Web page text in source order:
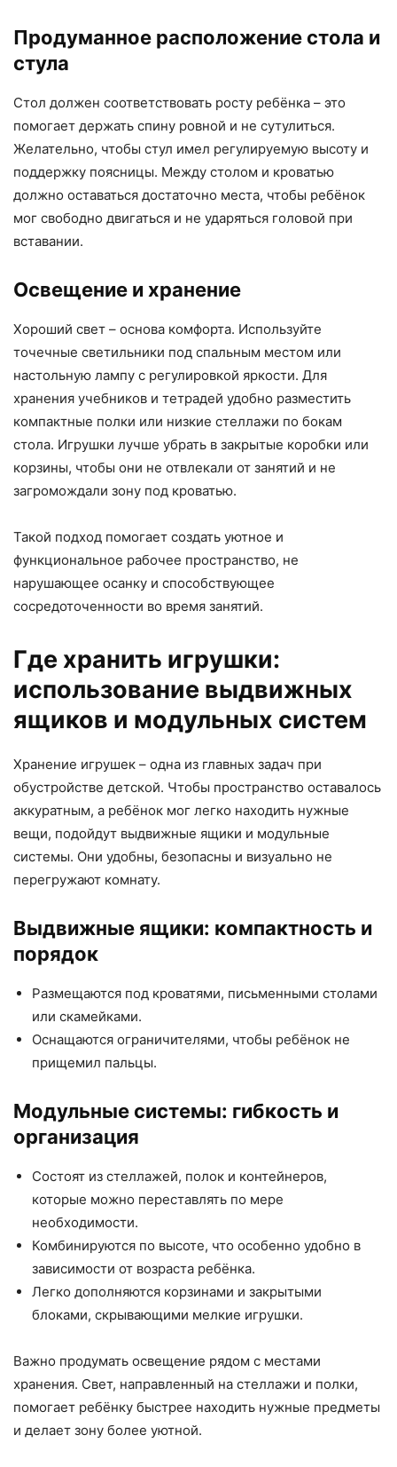
Продуманное расположение стола и
стула
Стол должен соответствовать росту ребёнка – это
помогает держать спину ровной и не сутулиться.
Желательно, чтобы стул имел регулируемую высоту и
поддержку поясницы. Между столом и кроватью
должно оставаться достаточно места, чтобы ребёнок
мог свободно двигаться и не ударяться головой при
вставании.
Освещение и хранение
Хороший свет – основа комфорта. Используйте
точечные светильники под спальным местом или
настольную лампу с регулировкой яркости. Для
хранения учебников и тетрадей удобно разместить
компактные полки или низкие стеллажи по бокам
стола. Игрушки лучше убрать в закрытые коробки или
корзины, чтобы они не отвлекали от занятий и не
загромождали зону под кроватью.
Такой подход помогает создать уютное и
функциональное рабочее пространство, не
нарушающее осанку и способствующее
сосредоточенности во время занятий.
Где хранить игрушки:
использование выдвижных
ящиков и модульных систем
Хранение игрушек – одна из главных задач при
обустройстве детской. Чтобы пространство оставалось
аккуратным, а ребёнок мог легко находить нужные
вещи, подойдут выдвижные ящики и модульные
системы. Они удобны, безопасны и визуально не
перегружают комнату.
Выдвижные ящики: компактность и
порядок
Размещаются под кроватями, письменными столами
или скамейками.
Оснащаются ограничителями, чтобы ребёнок не
прищемил пальцы.
Модульные системы: гибкость и
организация
Состоят из стеллажей, полок и контейнеров,
которые можно переставлять по мере
необходимости.
Комбинируются по высоте, что особенно удобно в
зависимости от возраста ребёнка.
Легко дополняются корзинами и закрытыми
блоками, скрывающими мелкие игрушки.
Важно продумать освещение рядом с местами
хранения. Свет, направленный на стеллажи и полки,
помогает ребёнку быстрее находить нужные предметы
и делает зону более уютной.